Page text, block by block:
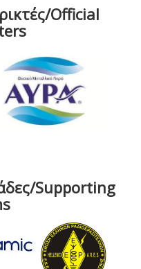
Official
Supporting